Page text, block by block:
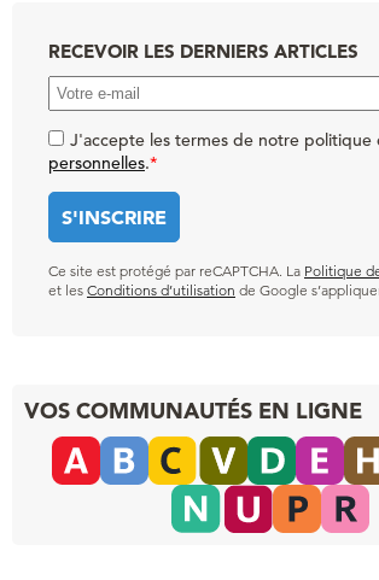
RECEVOIR LES DERNIERS ARTICLES
J'accepte les termes de notre politique
personnelles.*
Ce site est protégé par reCAPTCHA. La Politique
et les Conditions d’utilisation de Google
VOS COMMUNAUTÉS EN LIGNE